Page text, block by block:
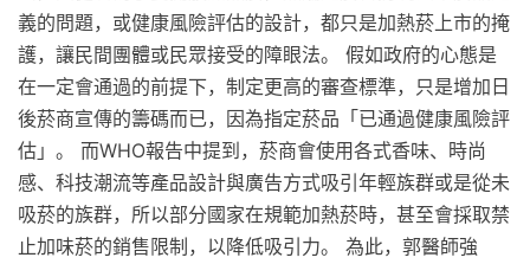
義的問題，或健康風險評估的設計，都只是加熱菸上市的掩
護，讓民間團體或民眾接受的障眼法。 假如政府的心態是
在一定會通過的前提下，制定更高的審查標準，只是增加日
後菸商宣傳的籌碼而已，因為指定菸品「已通過健康風險評
估」。 而WHO報告中提到，菸商會使用各式香味、時尚
感、科技潮流等產品設計與廣告方式吸引年輕族群或是從未
吸菸的族群，所以部分國家在規範加熱菸時，甚至會採取禁
止加味菸的銷售限制，以降低吸引力。 為此，郭醫師強